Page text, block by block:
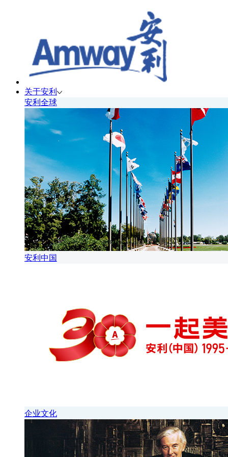
关于安利
安利全球
安利中国
企业文化